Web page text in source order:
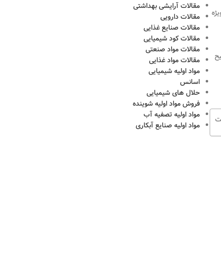
مقالات آرایشی بهداشتی
مقالات دارویی
مقالات صنایع غذایی
مقالات کود شیمیایی
مقالات مواد صنعتی
مقالات مواد غذایی
مواد اولیه شیمیایی
اسانس
حلال های شیمیایی
فروش مواد اولیه شوینده
مواد اولیه تصفیه آب
مواد اولیه صنایع آبکاری